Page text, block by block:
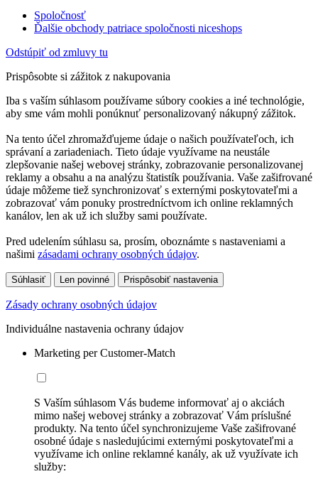
Spoločnosť
Ďalšie obchody patriace spoločnosti niceshops
Odstúpiť od zmluvy tu
Prispôsobte si zážitok z nakupovania
Iba s vaším súhlasom používame súbory cookies a iné technológie,
aby sme vám mohli ponúknuť personalizovaný nákupný zážitok.
Na tento účel zhromažďujeme údaje o našich používateľoch, ich
správaní a zariadeniach. Tieto údaje využívame na neustále
zlepšovanie našej webovej stránky, zobrazovanie personalizovanej
reklamy a obsahu a na analýzu štatistík používania. Vaše zašifrované
údaje môžeme tiež synchronizovať s externými poskytovateľmi a
zobrazovať vám ponuky prostredníctvom ich online reklamných
kanálov, len ak už ich služby sami používate.
Pred udelením súhlasu sa, prosím, oboznámte s nastaveniami a
našimi zásadami ochrany osobných údajov.
Súhlasiť Len povinné Prispôsobiť nastavenia
Zásady ochrany osobných údajov
Individuálne nastavenia ochrany údajov
Marketing per Customer-Match
S Vaším súhlasom Vás budeme informovať aj o akciách
mimo našej webovej stránky a zobrazovať Vám príslušné
produkty. Na tento účel synchronizujeme Vaše zašifrované
osobné údaje s nasledujúcimi externými poskytovateľmi a
využívame ich online reklamné kanály, ak už využívate ich
služby: